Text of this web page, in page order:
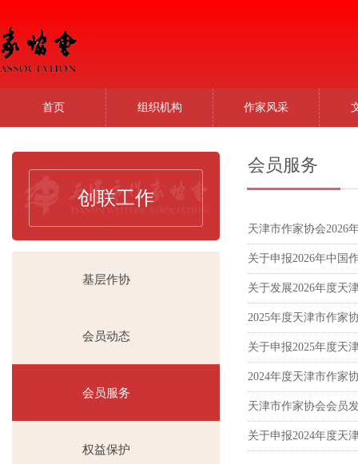
首页 组织机构 作家风采
创联工作
基层作协
会员动态
会员服务
权益保护
会员服务
天津市作家协会2026
关于申报2026年中国
关于发展2026年度天
2025年度天津市作家
关于申报2025年度天
2024年度天津市作家
天津市作家协会会员
关于申报2024年度天